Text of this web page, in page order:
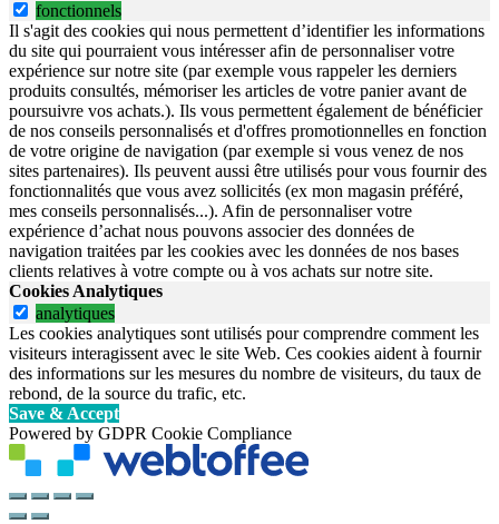
fonctionnels
Il s'agit des cookies qui nous permettent d’identifier les informations
du site qui pourraient vous intéresser afin de personnaliser votre
expérience sur notre site (par exemple vous rappeler les derniers
produits consultés, mémoriser les articles de votre panier avant de
poursuivre vos achats.). Ils vous permettent également de bénéficier
de nos conseils personnalisés et d'offres promotionnelles en fonction
de votre origine de navigation (par exemple si vous venez de nos
sites partenaires). Ils peuvent aussi être utilisés pour vous fournir des
fonctionnalités que vous avez sollicités (ex mon magasin préféré,
mes conseils personnalisés...). Afin de personnaliser votre
expérience d’achat nous pouvons associer des données de
navigation traitées par les cookies avec les données de nos bases
clients relatives à votre compte ou à vos achats sur notre site.
Cookies Analytiques
analytiques
Les cookies analytiques sont utilisés pour comprendre comment les
visiteurs interagissent avec le site Web. Ces cookies aident à fournir
des informations sur les mesures du nombre de visiteurs, du taux de
rebond, de la source du trafic, etc.
Save & Accept
Powered by GDPR Cookie Compliance